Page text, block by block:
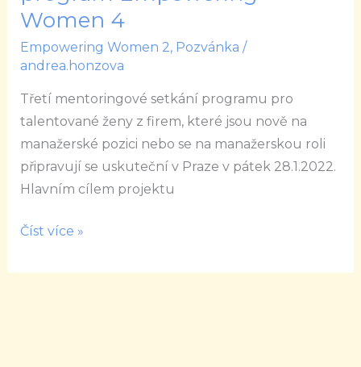
Women 4
Empowering Women 2, Pozvánka /
andrea.honzova
Třetí mentoringové setkání programu pro
talentované ženy z firem, které jsou nově na
manažerské pozici nebo se na manažerskou roli
připravují se uskuteční v Praze v pátek 28.1.2022.
Hlavním cílem projektu
Mentoringový
program
Empowering
4
Číst více »